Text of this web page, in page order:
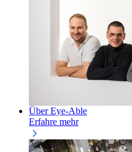
Über Eye-Able
Erfahre mehr